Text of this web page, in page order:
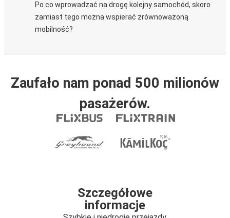
Po co wprowadzać na drogę kolejny samochód, skoro
zamiast tego można wspierać zrównoważoną
mobilność?
Zaufało nam ponad 500 milionów
pasażerów.
Szczegółowe
informacje